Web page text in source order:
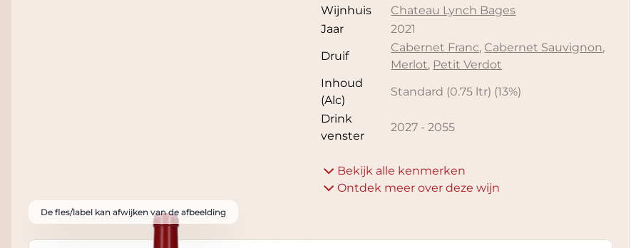
De fles/label kan afwijken van de afbeelding
Wijnhuis
Chateau Lynch Bages
Jaar
2021
Druif
Cabernet Franc, Cabernet Sauvignon,
Merlot, Petit Verdot
Inhoud
(Alc)
Standard (0.75 ltr) (13%)
Drink
venster
2027 -2055
Bekijk alle kenmerken
Ontdek meer over deze wijn